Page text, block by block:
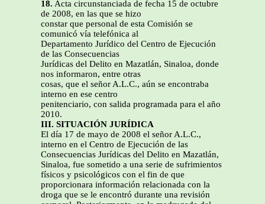
18. Acta circunstanciada de fecha 15 de octubre
de 2008, en las que se hizo
constar que personal de esta Comisión se
comunicó vía telefónica al
Departamento Jurídico del Centro de Ejecución
de las Consecuencias
Jurídicas del Delito en Mazatlán, Sinaloa, donde
nos informaron, entre otras
cosas, que el señor A.L.C., aún se encontraba
interno en ese centro
penitenciario, con salida programada para el año
2010.
III. SITUACIÓN JURÍDICA
El día 17 de mayo de 2008 el señor A.L.C.,
interno en el Centro de Ejecución de las
Consecuencias Jurídicas del Delito en Mazatlán,
Sinaloa, fue sometido a una serie de sufrimientos
físicos y psicológicos con el fin de que
proporcionara información relacionada con la
droga que se le encontró durante una revisión